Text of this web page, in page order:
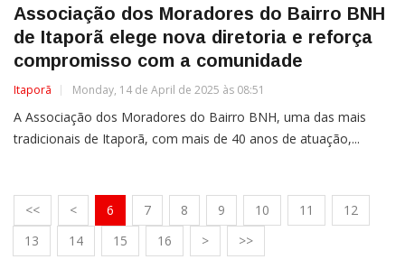
Associação dos Moradores do Bairro BNH
de Itaporã elege nova diretoria e reforça
compromisso com a comunidade
Itaporã Monday, 14 de April de 2025 às 08:51
A Associação dos Moradores do Bairro BNH, uma das mais
tradicionais de Itaporã, com mais de 40 anos de atuação,...
<< < 6 7 8 9 10 11
12
13
14 15 16 > >>